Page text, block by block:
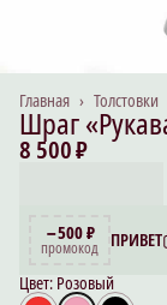
Толстовки
Главная ›
Шраг
8 500 ₽
−500 ₽
промокод
ПРИВЕТ
Цвет: Розовый